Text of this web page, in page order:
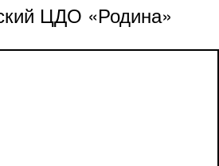
ЦДО «Родина»